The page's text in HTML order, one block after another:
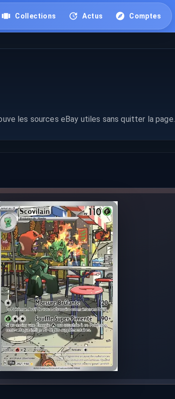
Collections Actus Comptes
les sources eBay utiles sans quitter la page.